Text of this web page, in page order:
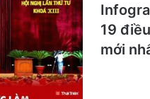
19
mới